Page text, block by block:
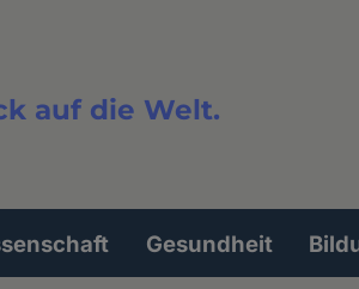
auf die Welt.
Gesundheit